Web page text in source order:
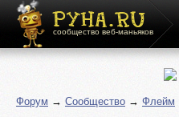
сообщество веб-маньяков
Форум → Сообщество → Флейм